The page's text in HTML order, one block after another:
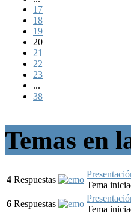
17
18
19
20
21
22
23
...
38
Temas en
4 Respuestas
Tema
6 Respuestas
Tema